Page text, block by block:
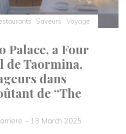
Saveurs Voyage
Palace, a Four
de Taormina,
dans
de “The
13 March 2025